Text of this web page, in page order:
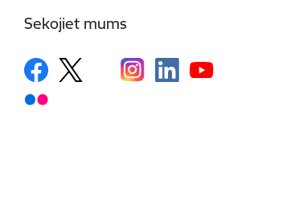
Sekojiet mums